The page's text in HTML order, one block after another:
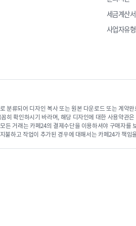
단순복사 : ￦ 200,000
세금계산서
사업자유형
분류되어 디자인 복사 또는 원본 다운로드 또는 계약
히 확인하시기 바라며, 해당 디자인에 대한 사용약관
든 거래는 카페24의 결제수단을 이용하셔야 구매자를
불하고 작업이 추가된 경우에 대해서는 카페24가 책임